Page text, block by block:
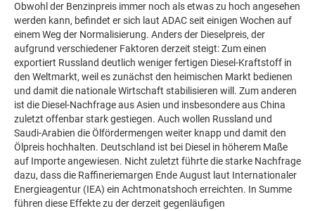
Obwohl der Benzinpreis immer noch als etwas zu hoch angesehen
werden kann, befindet er sich laut ADAC seit einigen Wochen auf
einem Weg der Normalisierung. Anders der Dieselpreis, der
aufgrund verschiedener Faktoren derzeit steigt: Zum einen
exportiert Russland deutlich weniger fertigen Diesel-Kraftstoff in
den Weltmarkt, weil es zunächst den heimischen Markt bedienen
und damit die nationale Wirtschaft stabilisieren will. Zum anderen
ist die Diesel-Nachfrage aus Asien und insbesondere aus China
zuletzt offenbar stark gestiegen. Auch wollen Russland und
Saudi-Arabien die Ölfördermengen weiter knapp und damit den
Ölpreis hochhalten. Deutschland ist bei Diesel in höherem Maße
auf Importe angewiesen. Nicht zuletzt führte die starke Nachfrage
dazu, dass die Raffineriemargen Ende August laut Internationaler
Energieagentur (IEA) ein Achtmonatshoch erreichten. In Summe
führen diese Effekte zu der derzeit gegenläufigen